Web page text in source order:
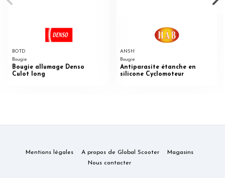
BOTD
Bougie
Bougie allumage Denso
Culot long
ANSH
Bougie
Antiparasite étanche en
silicone Cyclomoteur
Mentions légales A propos de Global Scooter
Magasins
Nous contacter